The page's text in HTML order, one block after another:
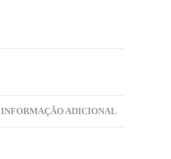
INFORMAÇÃO ADICIONAL